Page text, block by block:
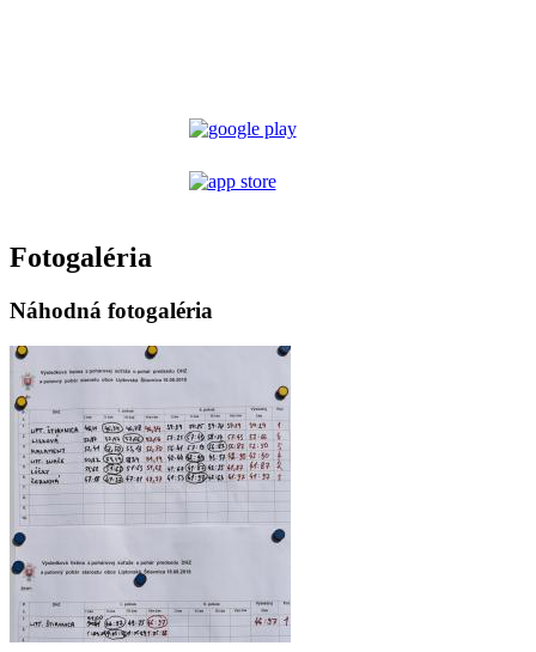
Fotogaléria
Náhodná fotogaléria